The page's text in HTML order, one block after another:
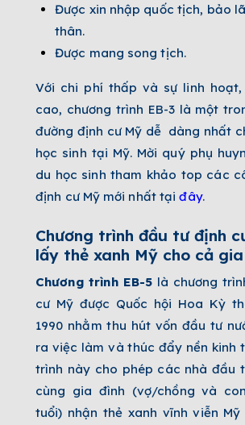
Được xin nhập quốc tịch, bảo
thân.
Được mang song tịch.
Với chi phí thấp và sự linh
cao, chương trình EB-3 là một
đường định cư Mỹ dễ dàng nhất
học sinh tại Mỹ. Mời quý phụ
du học sinh tham khảo top các
định cư Mỹ mới nhất tạiđây.
Chương trình đầu tư định
lấy thẻ xanh Mỹ cho cả
Chương trình EB-5 là chương
cư Mỹ được Quốc hội Hoa Kỳ
1990 nhằm thu hút vốn đầu tư
ra việc làm và thúc đẩy nền kinh
trình này cho phép các nhà đầu
cùng gia đình (vợ/chồng và
tuổi) nhận thẻ xanh vĩnh viễn